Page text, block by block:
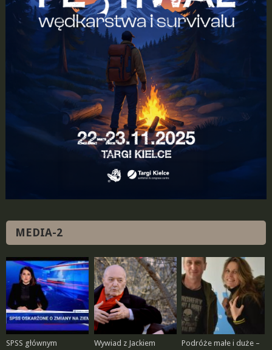
MEDIA-2
SPSS głównym Wywiad z Jackiem Podróże małe i duże –